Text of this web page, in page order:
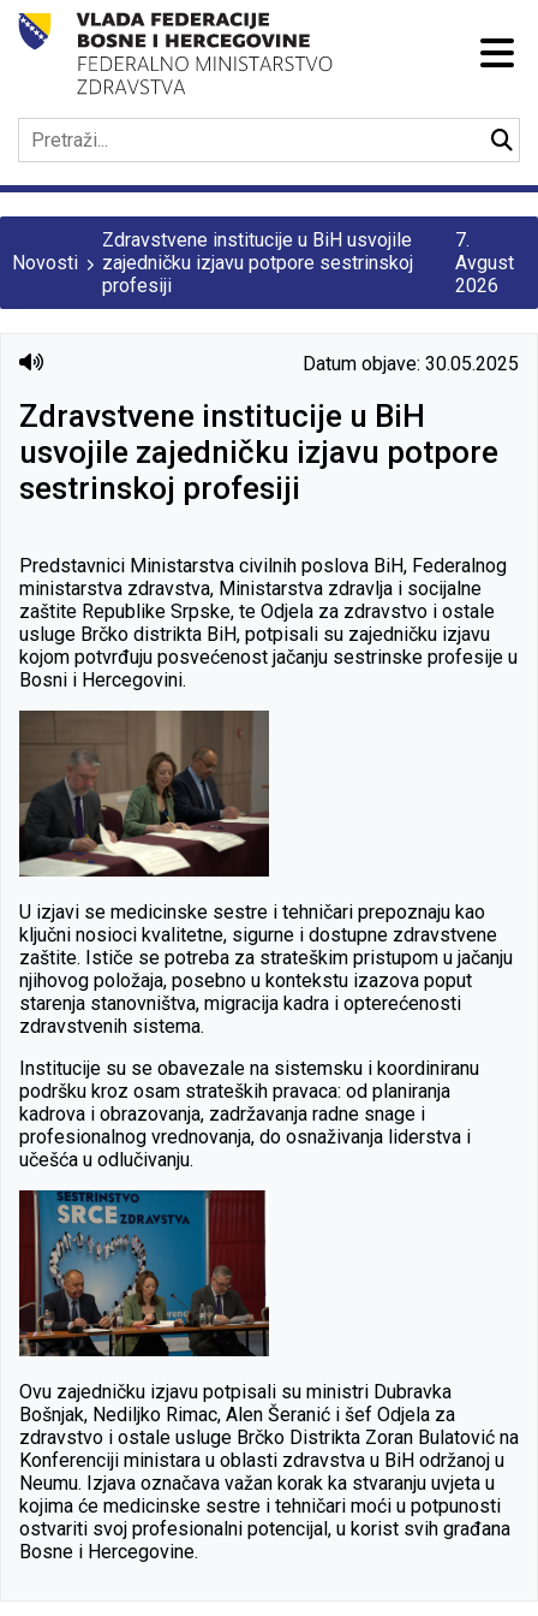
Novosti
Zdravstvene institucije u BiH usvojile
zajedničku izjavu potpore sestrinskoj
profesiji
7.
Avgust
2026
Datum objave: 30.05.2025
Zdravstvene institucije u BiH
usvojile zajedničku izjavu potpore
sestrinskoj profesiji
Predstavnici Ministarstva civilnih poslova BiH, Federalnog
ministarstva zdravstva, Ministarstva zdravlja i socijalne
zaštite Republike Srpske, te Odjela za zdravstvo i ostale
usluge Brčko distrikta BiH, potpisali su zajedničku izjavu
kojom potvrđuju posvećenost jačanju sestrinske profesije u
Bosni i Hercegovini.
U izjavi se medicinske sestre i tehničari prepoznaju kao
ključni nosioci kvalitetne, sigurne i dostupne zdravstvene
zaštite. Ističe se potreba za strateškim pristupom u jačanju
njihovog položaja, posebno u kontekstu izazova poput
starenja stanovništva, migracija kadra i opterećenosti
zdravstvenih sistema.
Institucije su se obavezale na sistemsku i koordiniranu
podršku kroz osam strateških pravaca: od planiranja
kadrova i obrazovanja, zadržavanja radne snage i
profesionalnog vrednovanja, do osnaživanja liderstva i
učešća u odlučivanju.
Ovu zajedničku izjavu potpisali su ministri Dubravka
Bošnjak, Nediljko Rimac, Alen Šeranić i šef Odjela za
zdravstvo i ostale usluge Brčko Distrikta Zoran Bulatović na
Konferenciji ministara u oblasti zdravstva u BiH održanoj u
Neumu. Izjava označava važan korak ka stvaranju uvjeta u
kojima će medicinske sestre i tehničari moći u potpunosti
ostvariti svoj profesionalni potencijal, u korist svih građana
Bosne i Hercegovine.